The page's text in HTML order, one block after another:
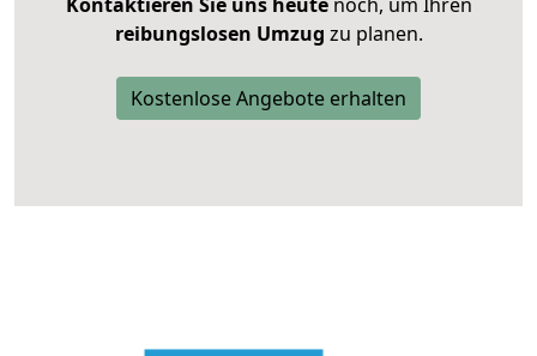
reibungslosen Umzug zu planen.
Kostenlose Angebote erhalten